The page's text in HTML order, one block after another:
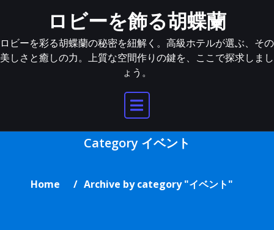
content
ロビーを飾る胡蝶蘭
ロビーを彩る胡蝶蘭の秘密を紐解く。高級ホテルが選ぶ、その
美しさと癒しの力。上質な空間作りの鍵を、ここで探求しまし
ょう。
Category イベント
Home Archive by category "イベント"